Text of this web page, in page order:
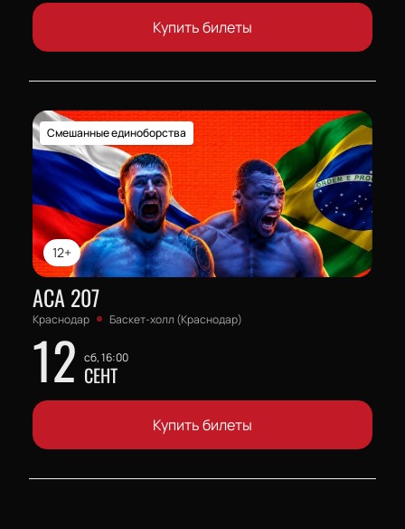
Купить билеты
12+
Смешанные единоборства
АСА 207
Краснодар Баскет-холл (Краснодар)
12 сб, 16:00
СЕНТ
Купить билеты